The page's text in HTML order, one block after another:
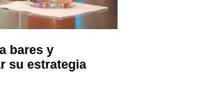
bares y
su estrategia